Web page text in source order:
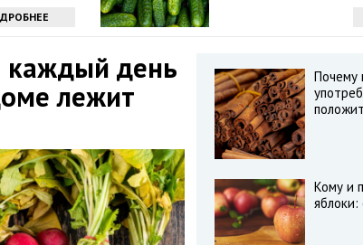
каждый день
лежит
Почему
Кому и
яблоки: